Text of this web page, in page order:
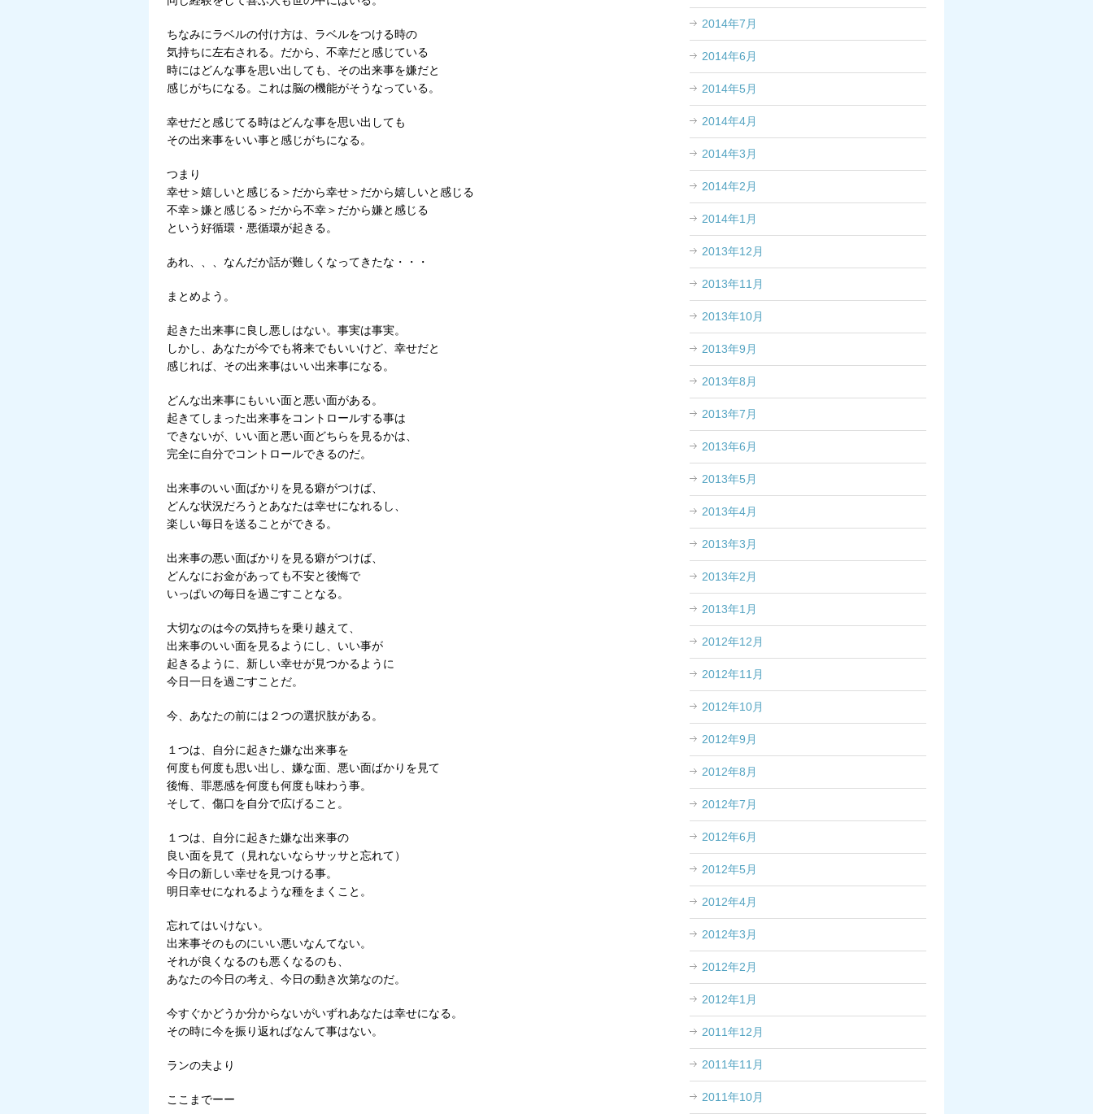
ちなみにラベルの付け方は、ラベルをつける時の
気持ちに左右される。だから、不幸だと感じている
時にはどんな事を思い出しても、その出来事を嫌だと
感じがちになる。これは脳の機能がそうなっている。
幸せだと感じてる時はどんな事を思い出しても
その出来事をいい事と感じがちになる。
つまり
幸せ＞嬉しいと感じる＞だから幸せ＞だから嬉しいと感じる
不幸＞嫌と感じる＞だから不幸＞だから嫌と感じる
という好循環・悪循環が起きる。
あれ、、、なんだか話が難しくなってきたな・・・
まとめよう。
起きた出来事に良し悪しはない。事実は事実。
しかし、あなたが今でも将来でもいいけど、幸せだと
感じれば、その出来事はいい出来事になる。
どんな出来事にもいい面と悪い面がある。
起きてしまった出来事をコントロールする事は
できないが、いい面と悪い面どちらを見るかは、
完全に自分でコントロールできるのだ。
出来事のいい面ばかりを見る癖がつけば、
どんな状況だろうとあなたは幸せになれるし、
楽しい毎日を送ることができる。
出来事の悪い面ばかりを見る癖がつけば、
どんなにお金があっても不安と後悔で
いっぱいの毎日を過ごすことなる。
大切なのは今の気持ちを乗り越えて、
出来事のいい面を見るようにし、いい事が
起きるように、新しい幸せが見つかるように
今日一日を過ごすことだ。
今、あなたの前には２つの選択肢がある。
１つは、自分に起きた嫌な出来事を
何度も何度も思い出し、嫌な面、悪い面ばかりを見て
後悔、罪悪感を何度も何度も味わう事。
そして、傷口を自分で広げること。
１つは、自分に起きた嫌な出来事の
良い面を見て（見れないならサッサと忘れて）
今日の新しい幸せを見つける事。
明日幸せになれるような種をまくこと。
忘れてはいけない。
出来事そのものにいい悪いなんてない。
それが良くなるのも悪くなるのも、
あなたの今日の考え、今日の動き次第なのだ。
今すぐかどうか分からないがいずれあなたは幸せになる。
その時に今を振り返ればなんて事はない。
ランの夫より
ここまでーー
2014年7月
2014年6月
2014年5月
2014年4月
2014年3月
2014年2月
2014年1月
2013年12月
2013年11月
2013年10月
2013年9月
2013年8月
2013年7月
2013年6月
2013年5月
2013年4月
2013年3月
2013年2月
2013年1月
2012年12月
2012年11月
2012年10月
2012年9月
2012年8月
2012年7月
2012年6月
2012年5月
2012年4月
2012年3月
2012年2月
2012年1月
2011年12月
2011年11月
2011年10月